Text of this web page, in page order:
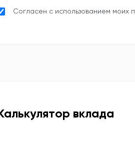
Согласен с использованием моих
Калькулятор вклада